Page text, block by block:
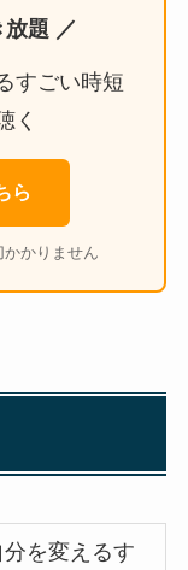
題 ／
すごい時短
く
ら
かりません
分を変えるす